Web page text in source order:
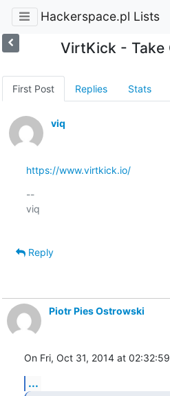
Hackerspace.pl Lists
VirtKick - Take
First Post Replies Stats
viq
https://www.virtkick.io/
--
viq
Reply
Piotr Pies Ostrowski
On Fri, Oct 31, 2014 at
...